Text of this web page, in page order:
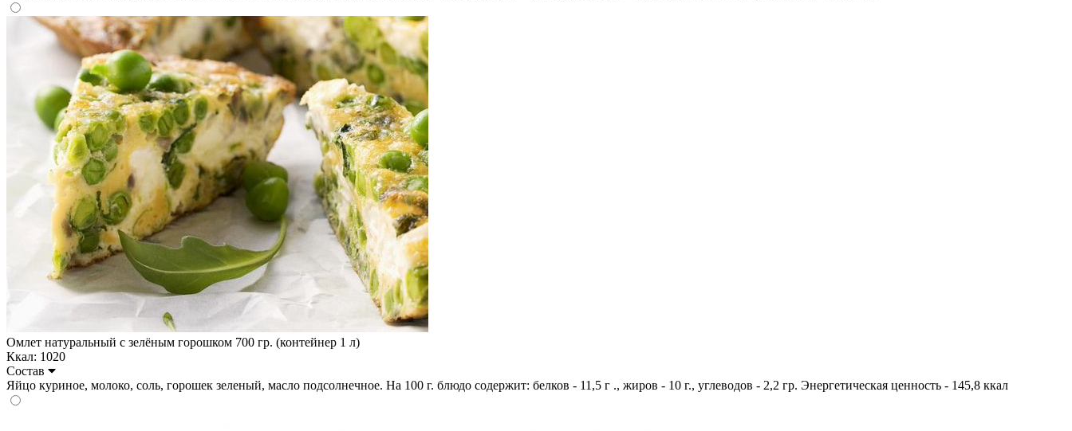
Омлет натуральный с зелёным горошком 700 гр. (контейнер 1 л)
Ккал: 1020
Состав
Яйцо куриное, молоко, соль, горошек зеленый, масло подсолнечное. На 100 г. блюдо содержит: белков - 11,5 г ., жиров - 10 г., углеводов - 2,2 гр. Энергетическая ценность - 145,8 ккал